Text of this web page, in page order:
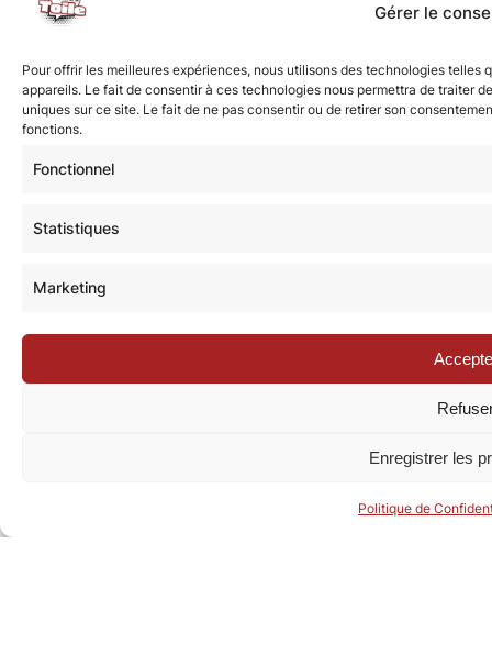
Gérer le
Pour offrir les meilleures expériences, nous utilisons des technologies
appareils. Le fait de consentir à ces technologies nous permettra de traiter
uniques sur ce site. Le fait de ne pas consentir ou de retirer son
fonctions.
Fonctionnel
Statistiques
Marketing
Enregistrer les
Politique de
Amy vous parle de Suits, avocat sur mesure, série
grâce à laquelle Meghan Markle a conquis le cœur du
nous suivre sur tous nos réseaux !
© Revue de la Toile 2018 – 2026 | Thème Mesa WPEX par